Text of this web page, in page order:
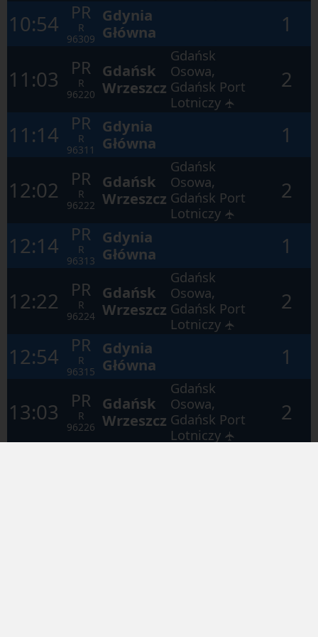
10:54 PR
R
96309
Gdynia
Główna
1
11:03 PR
R
96220
Gdańsk
Wrzeszcz
Gdańsk
Osowa,
Gdańsk Port
Lotniczy ✈
2
11:14 PR
R
96311
Gdynia
Główna
1
12:02 PR
R
96222
Gdańsk
Wrzeszcz
Gdańsk
Osowa,
Gdańsk Port
Lotniczy ✈
2
12:14 PR
R
96313
Gdynia
Główna
1
12:22 PR
R
96224
Gdańsk
Wrzeszcz
Gdańsk
Osowa,
Gdańsk Port
Lotniczy ✈
2
12:54 PR
R
96315
Gdynia
Główna
1
13:03 PR
R
96226
Gdańsk
Wrzeszcz
Gdańsk
Osowa,
Gdańsk Port
Lotniczy ✈
2